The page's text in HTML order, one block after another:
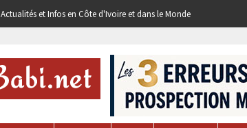
Actualités et Infos en Côte d'Ivoire et dans le Monde